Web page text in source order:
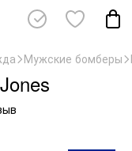
Мужские бомберы